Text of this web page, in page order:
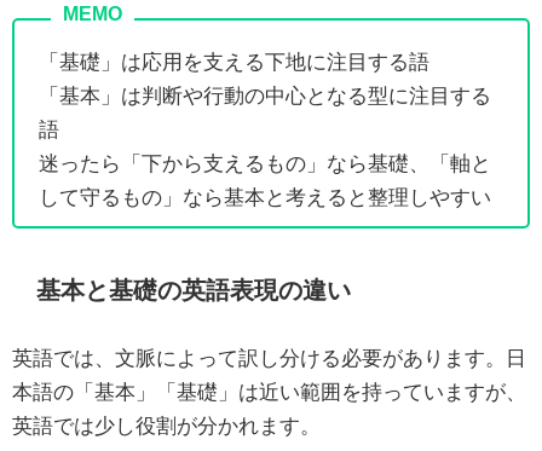
「基礎」は応用を支える下地に注目する語
「基本」は判断や行動の中心となる型に注目する
語
迷ったら「下から支えるもの」なら基礎、「軸と
して守るもの」なら基本と考えると整理しやすい
基本と基礎の英語表現の違い
英語では、文脈によって訳し分ける必要があります。日
本語の「基本」「基礎」は近い範囲を持っていますが、
英語では少し役割が分かれます。